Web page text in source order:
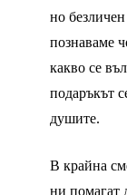
но
познаваме
какво се
подаръкът
душите.
В крайна
ни помагат